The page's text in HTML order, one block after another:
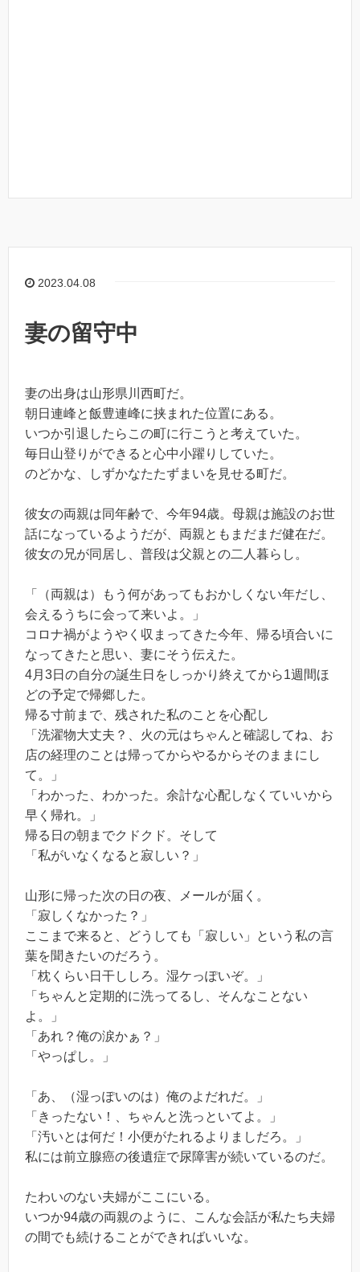
2023.04.08
妻の留守中
妻の出身は山形県川西町だ。
朝日連峰と飯豊連峰に挟まれた位置にある。
いつか引退したらこの町に行こうと考えていた。
毎日山登りができると心中小躍りしていた。
のどかな、しずかなたたずまいを見せる町だ。
彼女の両親は同年齢で、今年94歳。母親は施設のお世
話になっているようだが、両親ともまだまだ健在だ。
彼女の兄が同居し、普段は父親との二人暮らし。
「（両親は）もう何があってもおかしくない年だし、
会えるうちに会って来いよ。」
コロナ禍がようやく収まってきた今年、帰る頃合いに
なってきたと思い、妻にそう伝えた。
4月3日の自分の誕生日をしっかり終えてから1週間ほ
どの予定で帰郷した。
帰る寸前まで、残された私のことを心配し
「洗濯物大丈夫？、火の元はちゃんと確認してね、お
店の経理のことは帰ってからやるからそのままにし
て。」
「わかった、わかった。余計な心配しなくていいから
早く帰れ。」
帰る日の朝までクドクド。そして
「私がいなくなると寂しい？」
山形に帰った次の日の夜、メールが届く。
「寂しくなかった？」
ここまで来ると、どうしても「寂しい」という私の言
葉を聞きたいのだろう。
「枕くらい日干ししろ。湿ケっぽいぞ。」
「ちゃんと定期的に洗ってるし、そんなことない
よ。」
「あれ？俺の涙かぁ？」
「やっぱし。」
「あ、（湿っぽいのは）俺のよだれだ。」
「きったない！、ちゃんと洗っといてよ。」
「汚いとは何だ！小便がたれるよりましだろ。」
私には前立腺癌の後遺症で尿障害が続いているのだ。
たわいのない夫婦がここにいる。
いつか94歳の両親のように、こんな会話が私たち夫婦
の間でも続けることができればいいな。